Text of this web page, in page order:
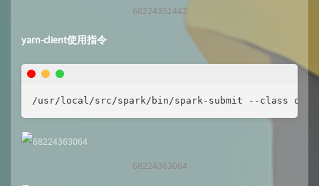
68224351442
yarn-client使用指令
/usr/local/src/spark/bin/spark-submit --class
68224363064